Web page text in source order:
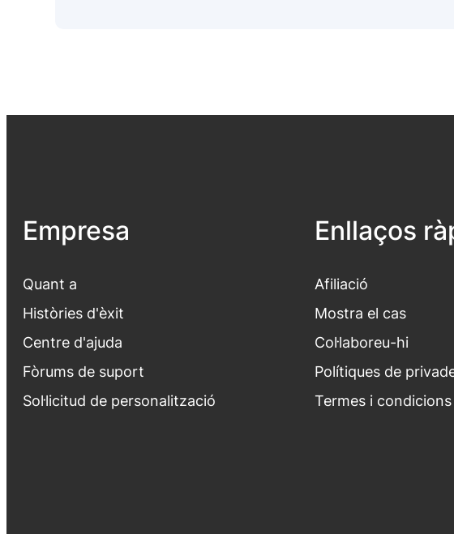
Empresa
Quant a
Històries d'èxit
Centre d'ajuda
Fòrums de suport
Sol·licitud de personalització
Enllaços
Afiliació
Mostra el cas
Col·laboreu-hi
Polítiques de
Termes i condicions